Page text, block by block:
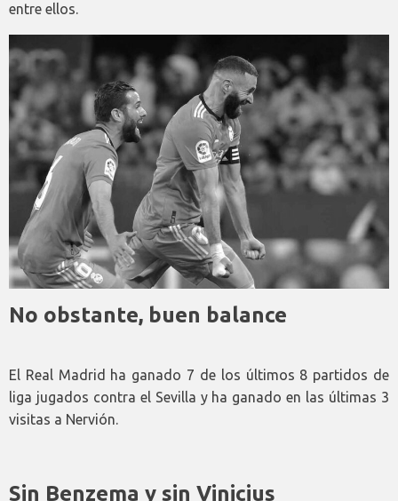
entre ellos.
No obstante, buen balance
El Real Madrid ha ganado 7 de los últimos 8 partidos de
liga jugados contra el Sevilla y ha ganado en las últimas 3
visitas a Nervión.
Sin Benzema y sin Vinicius